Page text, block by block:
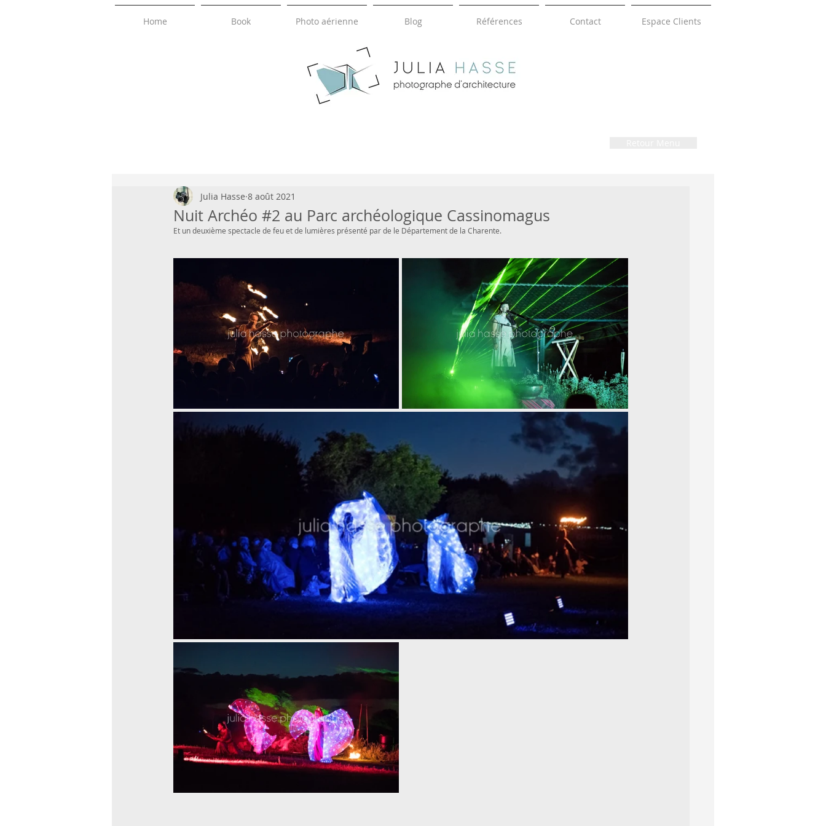
Home Book Photo aérienne Blog Références Contact Espace Clients
JULIA
photographie d'architecture
Nuit Archéo #2 au Parc archéologique Cassinomagus
Julia Hasse 8 août 2021
Et un deuxième spectacle de feu et de lumières présenté par de le Département de la Charente.